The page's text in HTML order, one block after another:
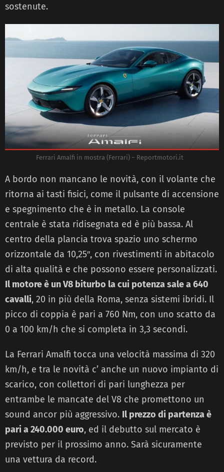
sostenute.
Ferrari Amalfi in mostra (Ferrari) – Reportmotori.it
A bordo non mancano le novità, con il volante che
ritorna ai tasti fisici, come il pulsante di accensione
e spegnimento che è in metallo. La console
centrale è stata ridisegnata ed è più bassa. Al
centro della plancia trova spazio uno schermo
orizzontale da 10,25″, con rivestimenti in abitacolo
di alta qualità e che possono essere personalizzati.
Il motore è un V8 biturbo la cui potenza sale a 640
cavalli, 20 in più della Roma, senza sistemi ibridi. Il
picco di coppia è pari a 760 Nm, con uno scatto da
0 a 100 km/h che si completa in 3,3 secondi.
La Ferrari Amalfi tocca una velocità massima di 320
km/h, e tra le novità c’ anche un nuovo impianto di
scarico, con collettori di pari lunghezza per
entrambe le mancate del V8 che promettono un
sound ancor più aggressivo. Il prezzo di partenza è
pari a 240.000 euro, ed il debutto sul mercato è
previsto per il prossimo anno. Sarà sicuramente
una vettura da record.